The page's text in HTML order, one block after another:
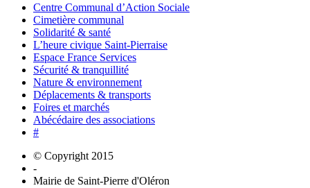
Centre Communal d’Action Sociale
Cimetière communal
Solidarité & santé
L’heure civique Saint-Pierraise
Espace France Services
Sécurité & tranquillité
Nature & environnement
Déplacements & transports
Foires et marchés
Abécédaire des associations
#
© Copyright 2015
-
Mairie de Saint-Pierre d'Oléron